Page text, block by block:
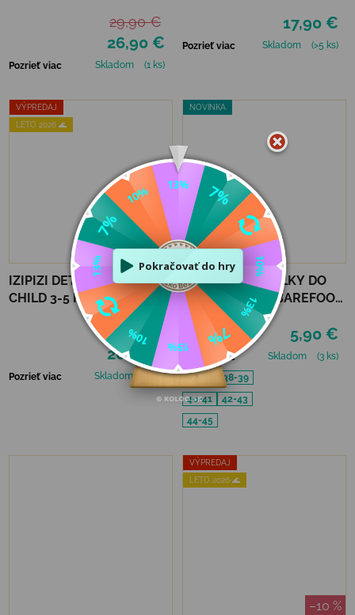
26,90 €
29,90 €
Pozrieť viac Skladom (1 ks)
17,90 €
Pozrieť viac Skladom (>5 ks)
VÝPREDAJ
LETO 2026 🌊
–10 %
IZIPIZI DETSKÉ OKULIARE
CHILD 3-5 ROKOV #D -
26,90 €
29,90 €
Pozrieť viac Skladom (2 ks)
NOVINKA
STRIHACIE STIELKY DO
TOPÁNOK VTR BAREFOOT
ALU-VLNA
PROTIŠMYKOVÉ
5,90 €
Pozrieť viac Skladom
(3 ks)
36-37
38-39
40-41
42-43
44-45
VÝPREDAJ
LETO 2026 🌊
–10 %